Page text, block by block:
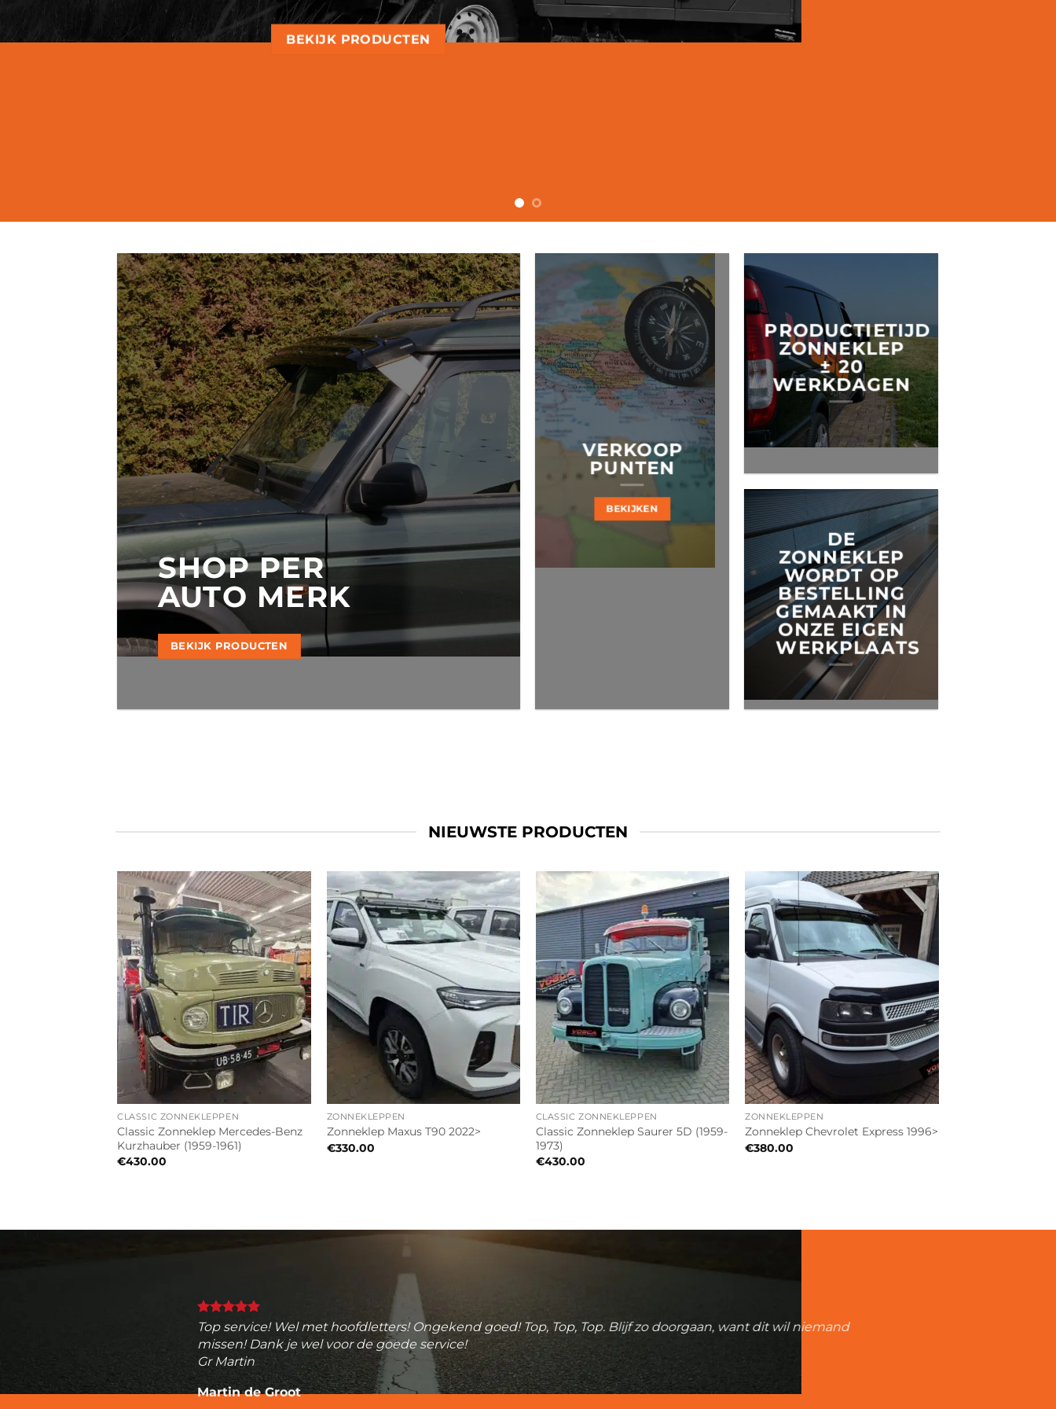
BEKIJK PRODUCTEN
SHOP PER
AUTO MERK
BEKIJK PRODUCTEN
VERKOOP
PUNTEN
BEKIJKEN
PRODUCTIETIJD
ZONNEKLEP
± 20
WERKDAGEN
DE
ZONNEKLEP
WORDT OP
BESTELLING
GEMAAKT IN
ONZE EIGEN
WERKPLAATS
NIEUWSTE PRODUCTEN
CLASSIC ZONNEKLEPPEN
Classic Zonneklep Mercedes-Benz
Kurzhauber (1959-1961)
€430.00
ZONNEKLEPPEN
Zonneklep Maxus T90 2022>
€330.00
CLASSIC ZONNEKLEPPEN
Classic Zonneklep Saurer 5D (1959-
1973)
€430.00
ZONNEKLEPPEN
Zonneklep Chevrolet Express 1996>
€380.00
Top service! Wel met hoofdletters! Ongekend goed! Top, Top, Top. Blijf zo doorgaan, want dit wil niemand
missen! Dank je wel voor de goede service!
Gr Martin
Martin de Groot